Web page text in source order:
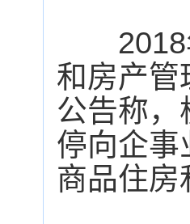
2018
和房产管
公告称，
停向企事
商品住房